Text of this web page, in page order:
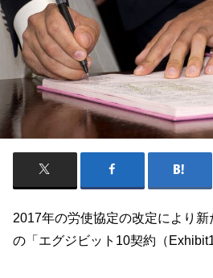
2017年の労使協定の改定により
の「エグジビット10契約（